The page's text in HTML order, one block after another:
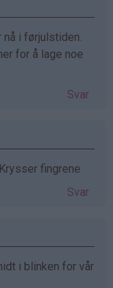
i førjulstiden.
for å lage noe
Svar
fingrene
Svar
i blinken for vår